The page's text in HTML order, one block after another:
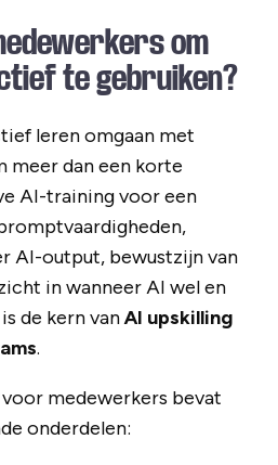
om
te gebruiken?
leren omgaan met
meer dan een korte
AI-training voor een
AI-output, bewustzijn van
in wanneer AI wel en
de kern vanAI upskilling
.
medewerkers bevat
onderdelen: